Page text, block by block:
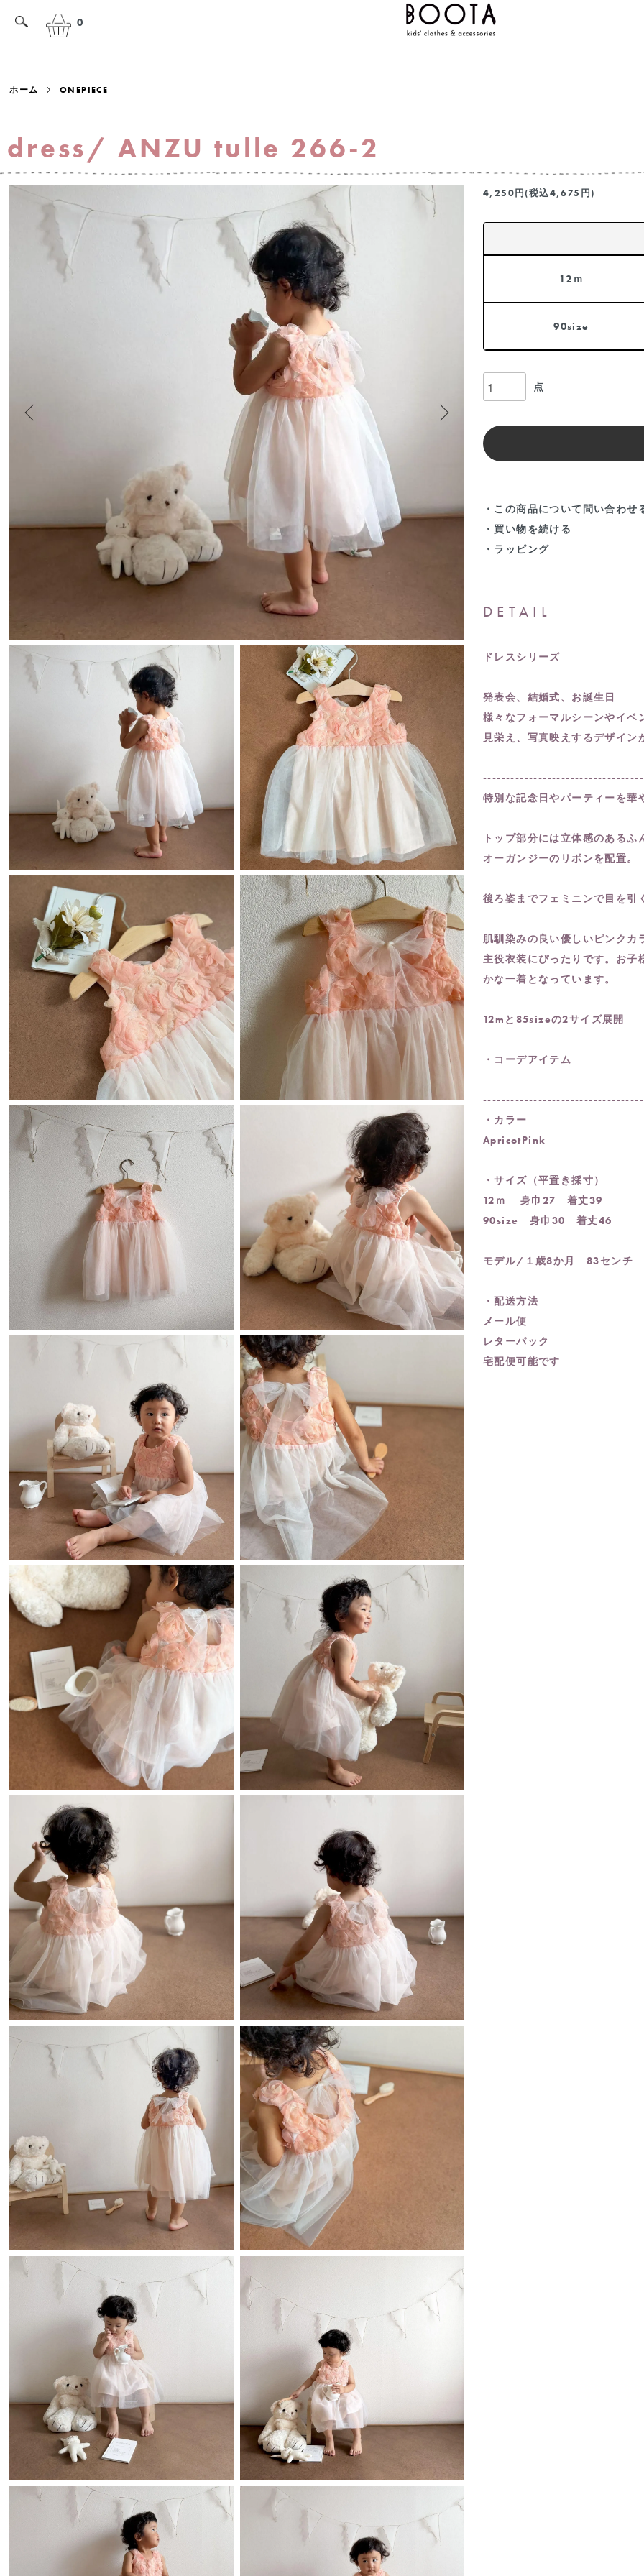
0
ホーム ONEPIECE
dress/ ANZU tulle 266-2
4,250円(税込4,675円)
12ｍ
90size
点
・この商品について問い合わせ
・買い物を続ける
・ラッピング
DETAIL
ドレスシリーズ
発表会、結婚式、お誕生日
様々なフォーマルシーンやイベ
見栄え、写真映えするデザイン
特別な記念日やパーティーを華
トップ部分には立体感のある
オーガンジーのリボンを配置。
後ろ姿までフェミニンで目を引
肌馴染みの良い優しいピンクカ
主役衣装にぴったりです。お子
かな一着となっています。
12mと85sizeの2サイズ展開
・コーデアイテム
・カラー
ApricotPink
・サイズ（平置き採寸）
12ｍ 身巾27 着丈39
90size 身巾30 着丈46
モデル/１歳8か月 83センチ
・配送方法
メール便
レターパック
宅配便可能です